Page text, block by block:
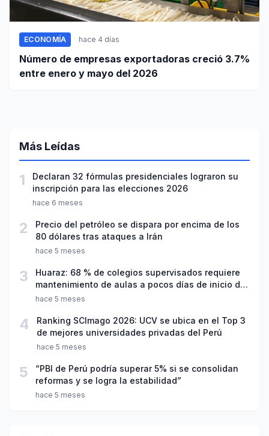
ECONOMÍA hace 4 días
Número de empresas exportadoras creció 3.7%
entre enero y mayo del 2026
Más Leídas
1
Declaran 32 fórmulas presidenciales lograron su
inscripción para las elecciones 2026
hace 6 meses
2
Precio del petróleo se dispara por encima de los
80 dólares tras ataques a Irán
hace 5 meses
3
Huaraz: 68 % de colegios supervisados requiere
mantenimiento de aulas a pocos días de inicio del
año escolar 2026
hace 5 meses
4
Ranking SCImago 2026: UCV se ubica en el Top 3
de mejores universidades privadas del Perú
hace 5 meses
5
“PBI de Perú podría superar 5% si se consolidan
reformas y se logra la estabilidad”
hace 5 meses